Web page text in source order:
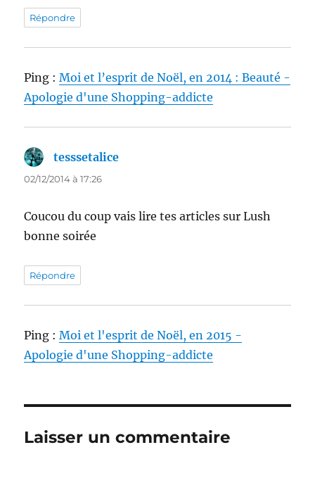
Répondre
Ping :Moi et l’esprit de Noël, en 2014 : Beauté -
Apologie d'une Shopping-addicte
tesssetalice
02/12/2014 à 17:26
Coucou du coup vais lire tes articles sur Lush
bonne soirée
Répondre
Ping :Moi et l'esprit de Noël, en 2015 -
Apologie d'une Shopping-addicte
Laisser un commentaire